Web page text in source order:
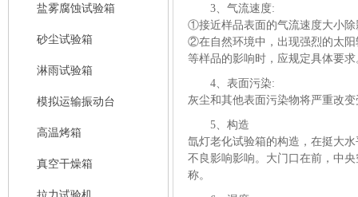
盐雾腐蚀试验箱
砂尘试验箱
淋雨试验箱
模拟运输振动台
高温烤箱
真空干燥箱
3、气流速度:
①接近样品表面的气流速度大小除
②在自然环境中，出现强烈的太阳
等样品的影响时，应规定具体要求
4、表面污染:
灰尘和其他表面污染物将严重改
5、构造
氙灯老化试验箱的构造，在挺大
不良影响影响。大门口在前，中
称。